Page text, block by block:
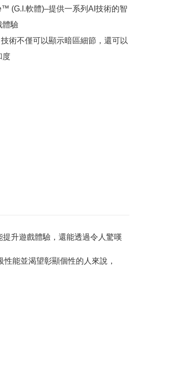
(G.I.軟體)–提供一系列AI技術的智
體驗
術不僅可以顯示暗區細節，還可以
度
升遊戲體驗，還能透過令人驚嘆
能並渴望彰顯個性的人來說，